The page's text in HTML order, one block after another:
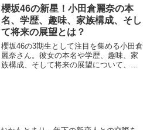
語っており、都会から少し離れた住みや
すさが魅力だと感じている...
櫻坂46の新星！小田倉麗奈の本
名、学歴、趣味、家族構成、そし
て将来の展望とは？
櫻坂46の3期生として注目を集める小田倉
麗奈さん。彼女の本名や学歴、趣味、家
族構成、そして将来の展望について、詳